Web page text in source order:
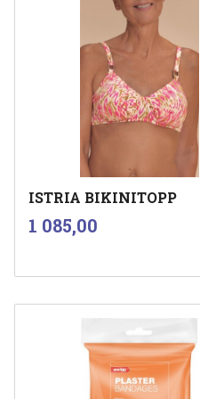
ISTRIA BIKINITOPP
Pris
1 085,00